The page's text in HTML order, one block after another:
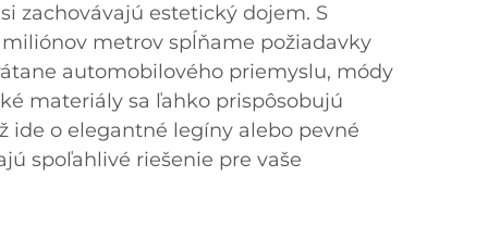
zachovávajú estetický dojem. S
metrov spĺňame požiadavky
automobilového priemyslu, módy
materiály sa ľahko prispôsobujú
ide o elegantné legíny alebo pevné
spoľahlivé riešenie pre vaše